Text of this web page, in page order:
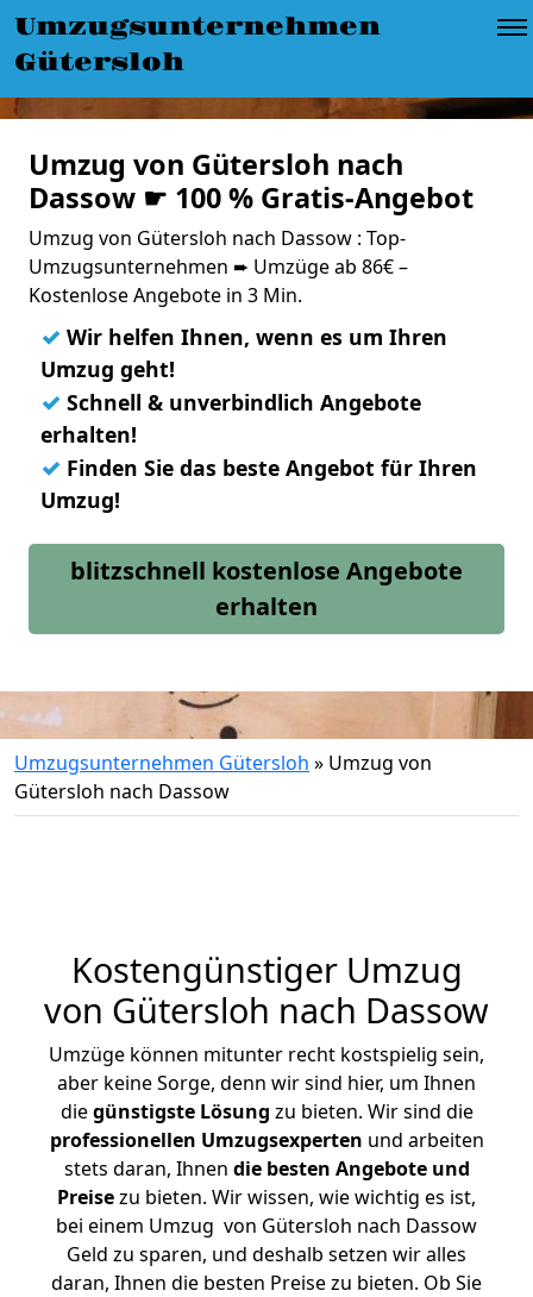
Umzugsunternehmen
Gütersloh
Umzug von Gütersloh nach
Dassow ☛ 100 % Gratis-Angebot
Umzug von Gütersloh nach Dassow : Top-
Umzugsunternehmen ➨ Umzüge ab 86€ –
Kostenlose Angebote in 3 Min.
✓ Wir helfen Ihnen, wenn es um Ihren
Umzug geht!
✓ Schnell & unverbindlich Angebote
erhalten!
✓ Finden Sie das beste Angebot für Ihren
Umzug!
blitzschnell kostenlose Angebote
erhalten
Umzugsunternehmen Gütersloh » Umzug von
Gütersloh nach Dassow
Kostengünstiger Umzug
von Gütersloh nach Dassow
Umzüge können mitunter recht kostspielig sein,
aber keine Sorge, denn wir sind hier, um Ihnen
diegünstigste Lösung zu bieten. Wir sind die
professionellen Umzugsexperten und arbeiten
stets daran, Ihnen die besten Angebote und
Preisezu bieten. Wir wissen, wie wichtig es ist,
bei einem Umzug von Gütersloh nach Dassow
Geld zu sparen, und deshalb setzen wir alles
daran, Ihnen die besten Preise zu bieten. Ob Sie